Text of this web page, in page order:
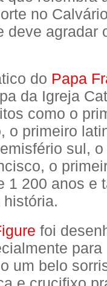
no
deve agradar
do Papa
da Igreja
como o
o primeiro
sul,
o
1 200 anos e
foi
para
um belo